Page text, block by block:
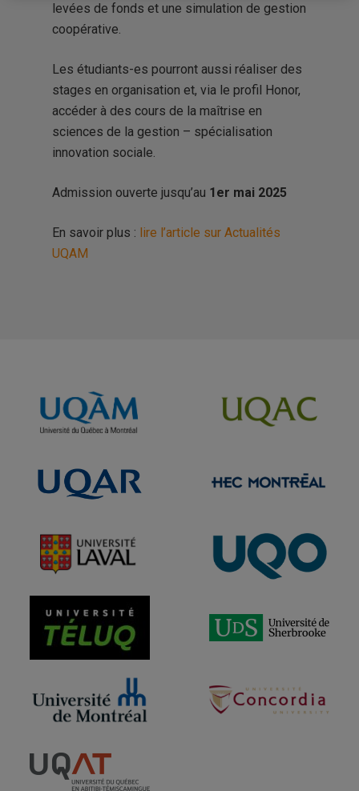
levées de fonds et une simulation de gestion
coopérative.
Les étudiants-es pourront aussi réaliser des
stages en organisation et, via le profil Honor,
accéder à des cours de la maîtrise en
sciences de la gestion – spécialisation
innovation sociale.
Admission ouverte jusqu’au 1er mai 2025
En savoir plus : lire l’article sur Actualités
UQAM